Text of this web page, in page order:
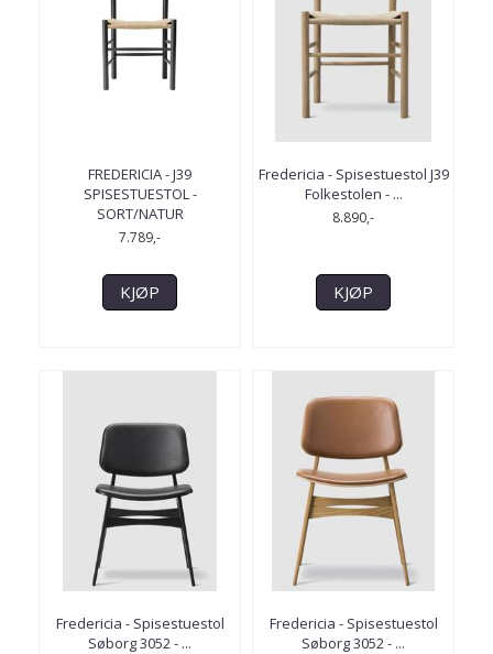
FREDERICIA - J39
SPISESTUESTOL -
SORT/NATUR
7.789,-
KJØP
Fredericia - Spisestuestol J39
Folkestolen - ...
8.890,-
KJØP
Fredericia - Spisestuestol
Søborg 3052 - ...
Fredericia - Spisestuestol
Søborg 3052 - ...